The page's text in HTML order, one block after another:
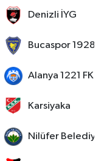
Denizli İYG
Bucaspor 1928
Alanya 1221 FK
Karsiyaka
Nilüfer Belediye